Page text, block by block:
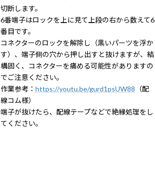
切断します。
6番端子はロックを上に見て上段の右から数えて6
番目です。
コネクターのロックを解除し（黒いパーツを浮か
す）、端子側の穴から押し出すと抜けますが、結
構固く、コネクターを痛める可能性がありますの
でご注意ください。
作業参考： https://youtu.be/gurd1psUW88 （配
線コム様）
端子が抜けたら、配線テープなどで絶縁処理をし
てください。